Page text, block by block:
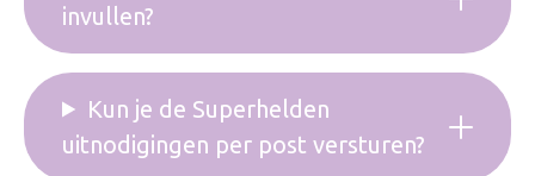
invullen?
Kun je de Superhelden
uitnodigingen per post versturen?